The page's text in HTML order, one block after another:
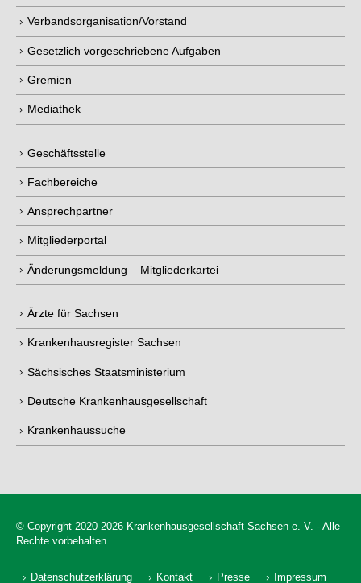
Verbandsorganisation/Vorstand
Gesetzlich vorgeschriebene Aufgaben
Gremien
Mediathek
Geschäftsstelle
Fachbereiche
Ansprechpartner
Mitgliederportal
Änderungsmeldung – Mitgliederkartei
Ärzte für Sachsen
Krankenhausregister Sachsen
Sächsisches Staatsministerium
Deutsche Krankenhausgesellschaft
Krankenhaussuche
© Copyright 2020-2026 Krankenhausgesellschaft Sachsen e. V. - Alle
Rechte vorbehalten.
Datenschutzerklärung Kontakt Presse Impressum